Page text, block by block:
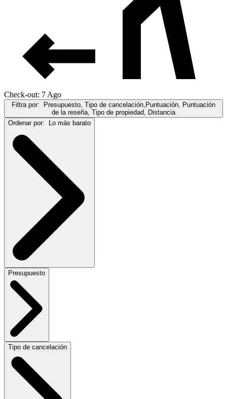
Check-out: 7 Ago
Filtra por:
Presupuesto, Tipo de cancelación,Puntuación, Puntuación
de la reseña, Tipo de propiedad, Distancia
Ordenar por:
Lo más barato
Presupuesto
Tipo de cancelación